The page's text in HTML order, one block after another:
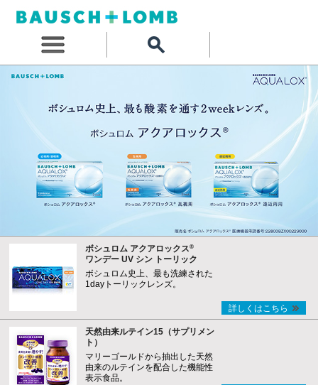
ボシュロム アクアロックス®
ワンデー UV シン トーリック
ボシュロム史上、最も洗練された
1dayトーリックレンズ。
詳しくはこちら
天然由来ルテイン15（サプリメン
ト）
マリーゴールドから抽出した天然
由来のルテインを配合した機能性
表示食品。